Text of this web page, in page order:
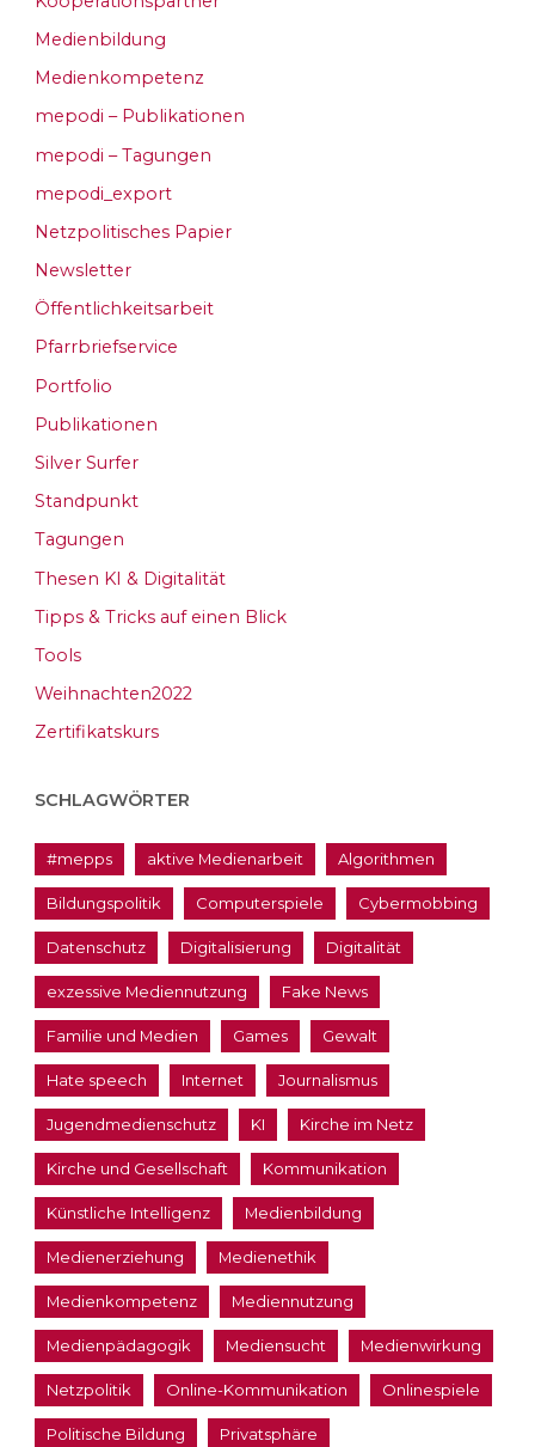
Medienbildung
Medienkompetenz
mepodi – Publikationen
mepodi – Tagungen
mepodi_export
Netzpolitisches Papier
Newsletter
Öffentlichkeitsarbeit
Pfarrbriefservice
Portfolio
Publikationen
Silver Surfer
Standpunkt
Tagungen
Thesen KI & Digitalität
Tipps & Tricks auf einen Blick
Tools
Weihnachten2022
Zertifikatskurs
SCHLAGWÖRTER
#mepps aktive Medienarbeit Algorithmen
Bildungspolitik Computerspiele Cybermobbing
Datenschutz Digitalisierung Digitalität
exzessive Mediennutzung Fake News
Familie und Medien Games Gewalt
Hate speech Internet Journalismus
Jugendmedienschutz KI Kirche im Netz
Kirche und Gesellschaft Kommunikation
Künstliche Intelligenz Medienbildung
Medienerziehung Medienethik
Medienkompetenz Mediennutzung
Medienpädagogik Mediensucht Medienwirkung
Netzpolitik Online-Kommunikation Onlinespiele
Politische Bildung Privatsphäre